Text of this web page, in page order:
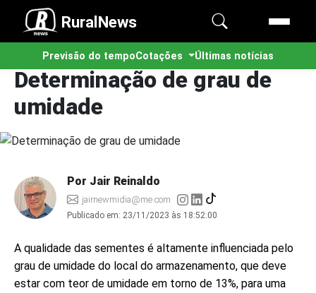
RuralNews
Previsão do tempoCotações Últimas notícias
Determinação de grau de
umidade
Por Jair Reinaldo
jairnewmidia@me.com
Publicado em: 23/11/2023 às 18:52:00
A qualidade das sementes é altamente influenciada pelo
grau de umidade do local do armazenamento, que deve
estar com teor de umidade em torno de 13%, para uma